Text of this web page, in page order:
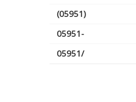
(05951)
05951-
05951/